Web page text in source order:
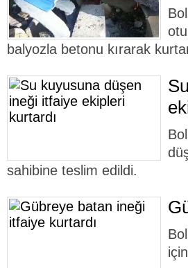
balyozla betonu kırarak
sahibine teslim edildi.